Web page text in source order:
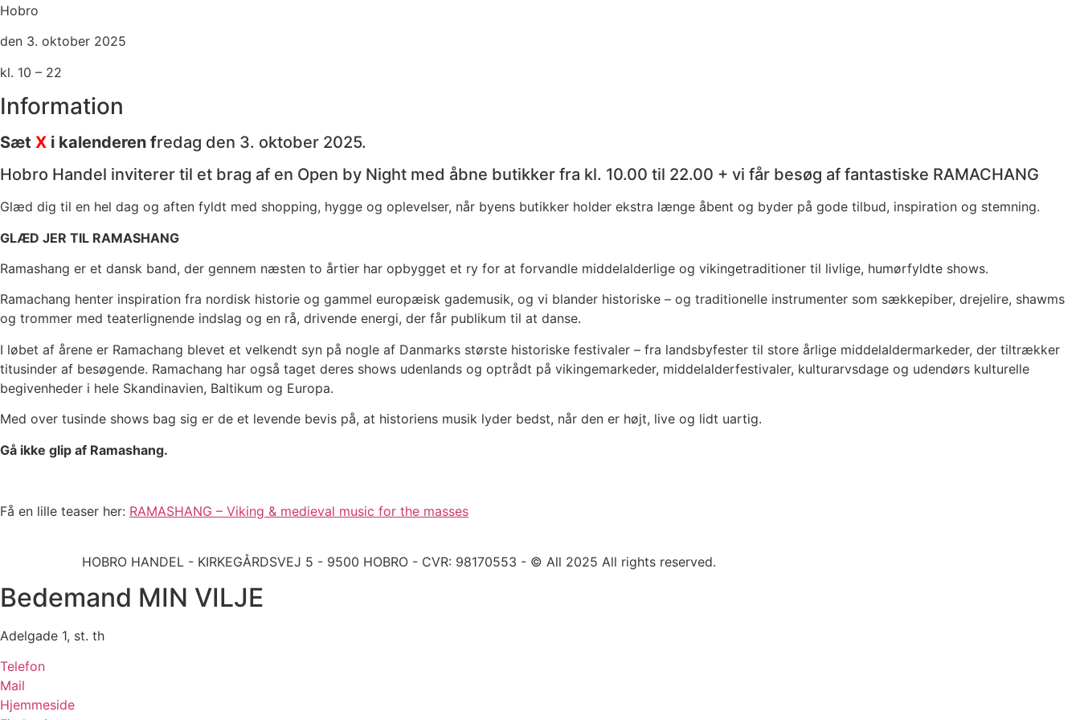
Hobro
den 3. oktober 2025
kl. 10 – 22
Information
Sæt X i kalenderen fredag den 3. oktober 2025.
Hobro Handel inviterer til et brag af en Open by Night med åbne butikker fra kl. 10.00 til 22.00 + vi får besøg af fantastiske RAMACHANG
Glæd dig til en hel dag og aften fyldt med shopping, hygge og oplevelser, når byens butikker holder ekstra længe åbent og byder på gode tilbud, inspiration og stemning.
GLÆD JER TIL RAMASHANG
Ramashang er et dansk band, der gennem næsten to årtier har opbygget et ry for at forvandle middelalderlige og vikingetraditioner til livlige, humørfyldte shows.
Ramachang henter inspiration fra nordisk historie og gammel europæisk gademusik, og vi blander historiske – og traditionelle instrumenter som sækkepiber, drejelire, shawms
og trommer med teaterlignende indslag og en rå, drivende energi, der får publikum til at danse.
I løbet af årene er Ramachang blevet et velkendt syn på nogle af Danmarks største historiske festivaler – fra landsbyfester til store årlige middelaldermarkeder, der tiltrækker
titusinder af besøgende. Ramachang har også taget deres shows udenlands og optrådt på vikingemarkeder, middelalderfestivaler, kulturarvsdage og udendørs kulturelle
begivenheder i hele Skandinavien, Baltikum og Europa.
Med over tusinde shows bag sig er de et levende bevis på, at historiens musik lyder bedst, når den er højt, live og lidt uartig.
Gå ikke glip af Ramashang.
Få en lille teaser her: RAMASHANG – Viking & medieval music for the masses
HOBRO HANDEL - KIRKEGÅRDSVEJ 5 - 9500 HOBRO - CVR: 98170553 - © All 2025 All rights reserved.
Bedemand MIN VILJE
Adelgade 1, st. th
Telefon
Mail
Hjemmeside